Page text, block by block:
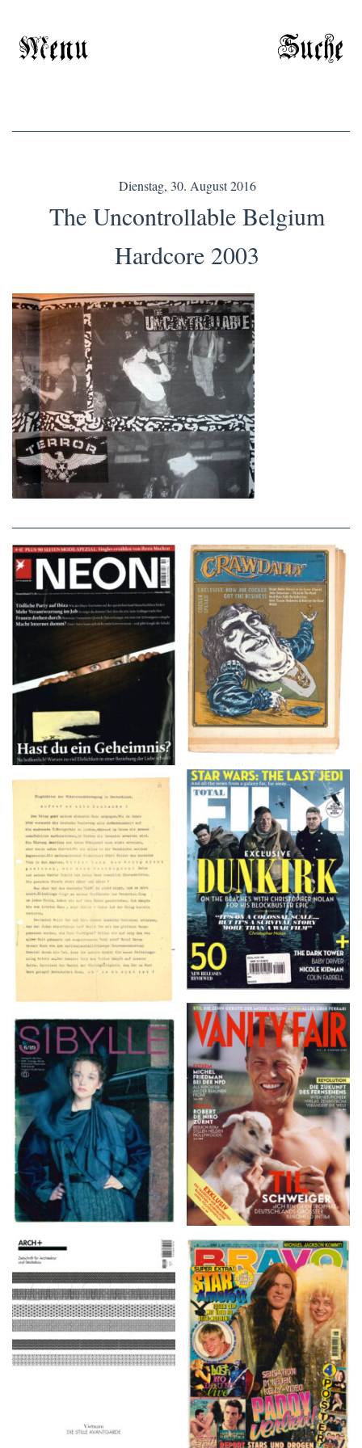
Menu Suche
Dienstag, 30. August 2016
The Uncontrollable Belgium
Hardcore 2003
NEON – OKTOBER
2008
Crawdaddy – June/11/72
TOTAL FILM #260 –
SUMMER 2017
Flugblätter der Weissen
Rose – V, Januar 1943
VANITY FAIR – Nr. 7 –
8. Februar 2007
SIBYLLE 6/89
ARCH+ Nr. 226, Herbst
2016
BRAVO – Nr. 8, 13. Febr.
1997